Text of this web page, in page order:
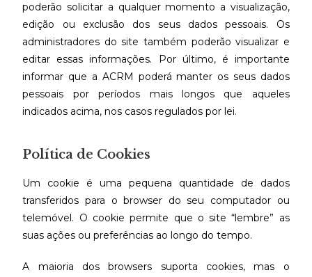
poderão solicitar a qualquer momento a visualização,
edição ou exclusão dos seus dados pessoais. Os
administradores do site também poderão visualizar e
editar essas informações. Por último, é importante
informar que a ACRM poderá manter os seus dados
pessoais por períodos mais longos que aqueles
indicados acima, nos casos regulados por lei.
Política de Cookies
Um cookie é uma pequena quantidade de dados
transferidos para o browser do seu computador ou
telemóvel. O cookie permite que o site “lembre” as
suas ações ou preferências ao longo do tempo.
A maioria dos browsers suporta cookies, mas o